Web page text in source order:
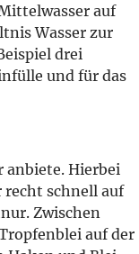
auf
Wasser zur
drei
und für das
anbiete. Hierbei
recht schnell auf
Zwischen
auf der